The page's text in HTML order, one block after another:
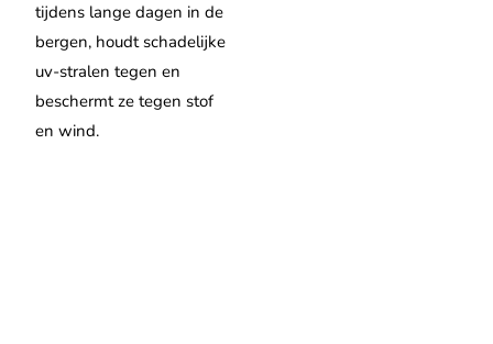
tijdens lange dagen in de
bergen, houdt schadelijke
uv-stralen tegen en
beschermt ze tegen stof
en wind.